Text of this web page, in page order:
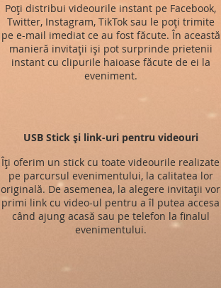
Poți distribui videourile instant pe Facebook,
Twitter, Instagram, TikTok sau le poți trimite
pe e-mail imediat ce au fost făcute. În această
manieră invitații iși pot surprinde prietenii
instant cu clipurile haioase făcute de ei la
eveniment.
USB Stick și link-uri pentru videouri
Îți oferim un stick cu toate videourile realizate
pe parcursul evenimentului, la calitatea lor
originală. De asemenea, la alegere invitații vor
primi link cu video-ul pentru a îl putea accesa
când ajung acasă sau pe telefon la finalul
evenimentului.